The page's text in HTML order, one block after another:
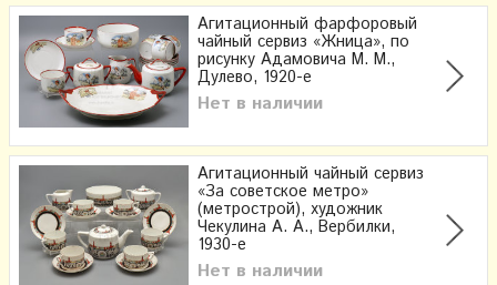
Агитационный фарфоровый
чайный сервиз «Жница», по
рисунку Адамовича М. М.,
Дулево, 1920-е
Нет в наличии
Агитационный чайный сервиз
«За советское метро»
(метрострой), художник
Чекулина А. А., Вербилки,
1930-е
Нет в наличии